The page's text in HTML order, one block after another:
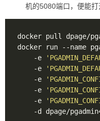
机的5080端口，便能打
docker run --name
    -e
'
    -e
    -e
    -e
    -e